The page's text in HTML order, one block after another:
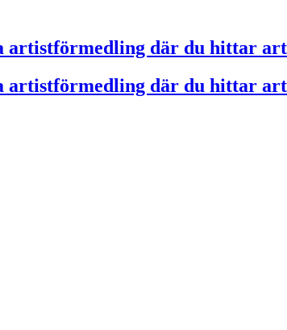
artistförmedling där du hittar
artistförmedling där du hittar